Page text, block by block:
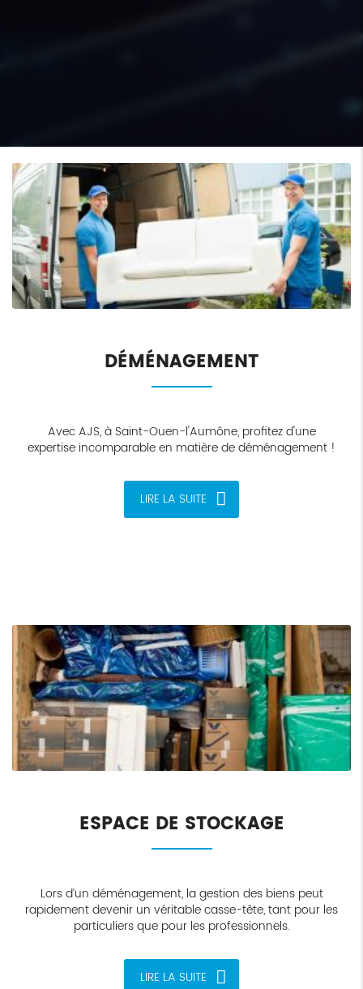
DÉMÉNAGEMENT
Avec AJS, à Saint-Ouen-l'Aumône, profitez d'une
expertise incomparable en matière de déménagement !
LIRE LA SUITE
ESPACE DE STOCKAGE
Lors d’un déménagement, la gestion des biens peut
rapidement devenir un véritable casse-tête, tant pour les
particuliers que pour les professionnels.
LIRE LA SUITE